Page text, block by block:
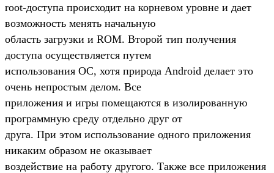
root-доступа происходит на корневом уровне и дает
возможность менять начальную
область загрузки и ROM. Второй тип получения
доступа осуществляется путем
использования ОС, хотя природа Android делает это
очень непростым делом. Все
приложения и игры помещаются в изолированную
программную среду отдельно друг от
друга. При этом использование одного приложения
никаким образом не оказывает
воздействие на работу другого. Также все приложения